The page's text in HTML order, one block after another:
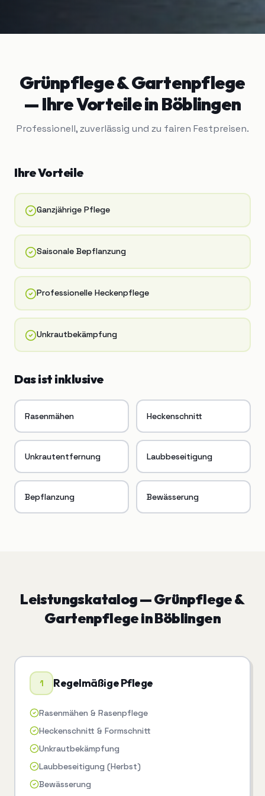
Grünpflege & Gartenpflege
— Ihre Vorteile inBöblingen
Professionell, zuverlässig und zu fairen Festpreisen.
Ihre Vorteile
Ganzjährige Pflege
Saisonale Bepflanzung
Professionelle Heckenpflege
Unkrautbekämpfung
Das ist inklusive
Rasenmähen Heckenschnitt
Unkrautentfernung Laubbeseitigung
Bepflanzung Bewässerung
Leistungskatalog —Grünpflege &
GartenpflegeinBöblingen
1 Regelmäßige Pflege
Rasenmähen & Rasenpflege
Heckenschnitt & Formschnitt
Unkrautbekämpfung
Laubbeseitigung (Herbst)
Bewässerung